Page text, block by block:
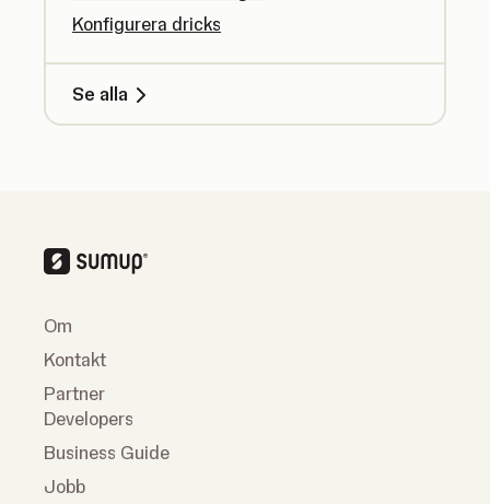
Konfigurera dricks
Se alla
Om
Kontakt
Partner
Developers
Business Guide
Jobb